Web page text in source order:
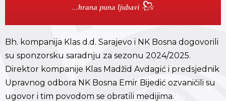
Bh. kompanija Klas d.d. Sarajevo i NK Bosna dogovorili
su sponzorsku saradnju za sezonu 2024/2025.
Direktor kompanije Klas Madžid Avdagić i predsjednik
Upravnog odbora NK Bosna Emir Bijedić ozvaničili su
ugovor i tim povodom se obratili medijima.